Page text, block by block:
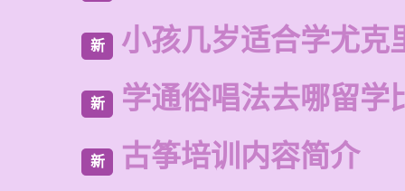
新 小孩几岁适合学尤克
新 学通俗唱法去哪留学
新 古筝培训内容简介